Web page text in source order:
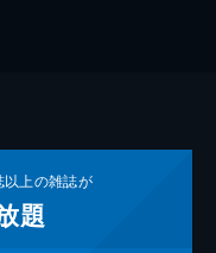
以上の雑誌が
題